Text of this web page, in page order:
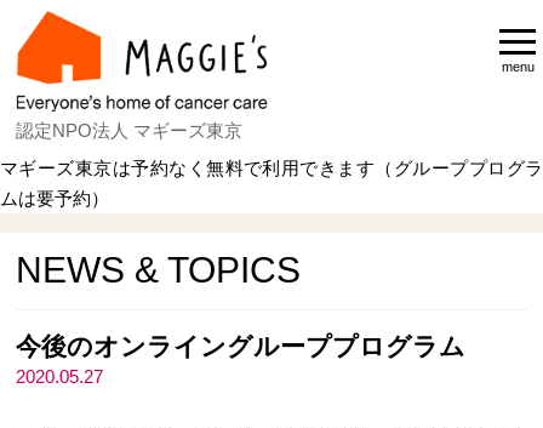
認定NPO法人 マギーズ東京
menu
マギーズ東京は予約なく無料で利用できます（グループプログラ
ムは要予約）
NEWS & TOPICS
今後のオンライングループプログラム
2020.05.27